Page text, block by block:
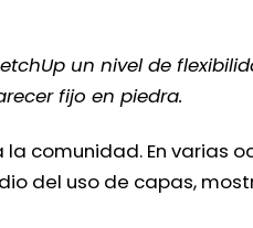
un nivel de
fijo en piedra.
comunidad. En varias
del uso de capas,